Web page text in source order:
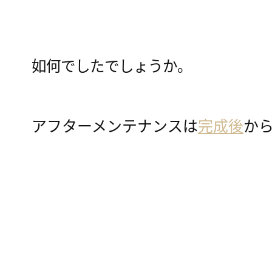
如何でしたでしょうか。
アフターメンテナンスは完成後か